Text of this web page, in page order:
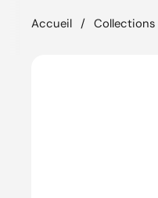
Accueil / Collections